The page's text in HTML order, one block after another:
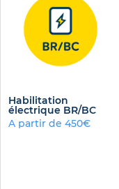
Habilitation
électrique BR/BC
A partir de 450€